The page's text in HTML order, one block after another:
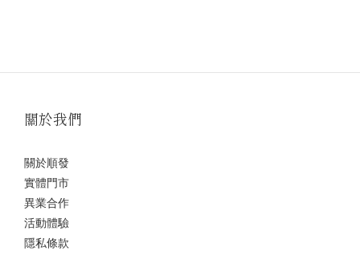
關於我們
關於順發
實體門市
異業合作
活動體驗
隱私條款